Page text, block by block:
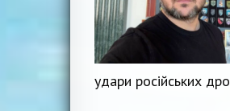
удари російських